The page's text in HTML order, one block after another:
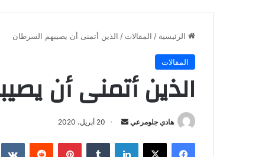
الرئيسية / المقالات / الذين أتمنى أن يصيبهم السرطان
المقالات
الذين أتمنى أن
هادي جلومرعي
أرسل
إلكترونيا
20 أبريل، 2020
فيسبوك ‫X لينكدإن بينتيريست